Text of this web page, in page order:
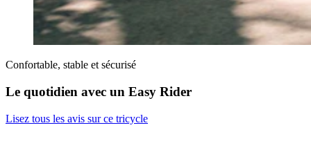
Confortable, stable et sécurisé
Le quotidien avec un Easy Rider
Lisez tous les avis sur ce tricycle